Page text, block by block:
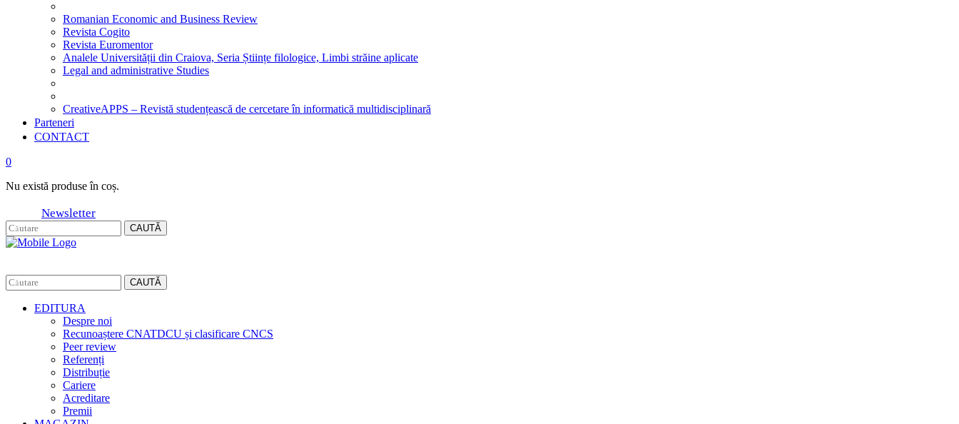
Romanian Economic and Business Review
Revista Cogito
Revista Euromentor
Analele Universității din Craiova, Seria Științe filologice, Limbi străine aplicate
Legal and administrative Studies
CreativeAPPS – Revistă studențească de cercetare în informatică multidisciplinară
Parteneri
CONTACT
0
Nu există produse în coș.
Newsletter
CAUTĂ
CAUTĂ
EDITURA
Despre noi
Recunoaștere CNATDCU și clasificare CNCS
Peer review
Referenți
Distribuție
Cariere
Acreditare
Premii